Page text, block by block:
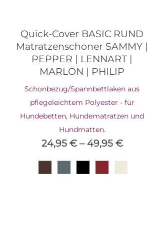
Quick-Cover BASIC RUND
Matratzenschoner SAMMY |
PEPPER | LENNART |
MARLON | PHILIP
Schonbezug/Spannbettlaken aus
pflegeleichtem Polyester - für
Hundebetten, Hundematratzen und
Hundmatten.
24,95 €–49,95 €